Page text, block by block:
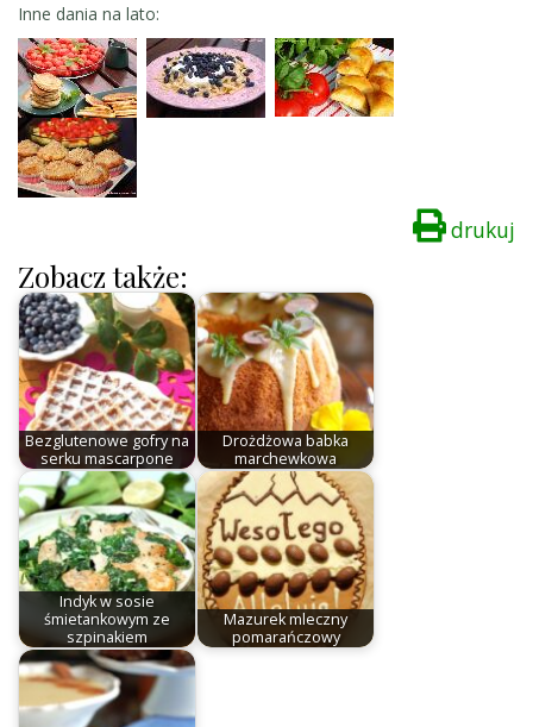
Inne dania na lato:
drukuj
Zobacz także:
Bezglutenowe gofry na
serku mascarpone
Drożdżowa babka
marchewkowa
Indyk w sosie
śmietankowym ze
szpinakiem
Mazurek mleczny
pomarańczowy